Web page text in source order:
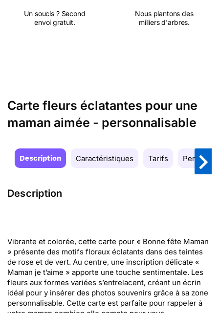
Un soucis ? Second
envoi gratuit.
Nous plantons des
milliers d'arbres.
Carte fleurs éclatantes pour une
maman aimée - personnalisable
Description Caractéristiques Tarifs
Description
Vibrante et colorée, cette carte pour « Bonne fête Maman
» présente des motifs floraux éclatants dans des teintes
de rose et de vert. Au centre, une inscription délicate «
Maman je t’aime » apporte une touche sentimentale. Les
fleurs aux formes variées s’entrelacent, créant un écrin
idéal pour y insérer des photos souvenirs grâce à sa zone
personnalisable. Cette carte est parfaite pour rappeler à